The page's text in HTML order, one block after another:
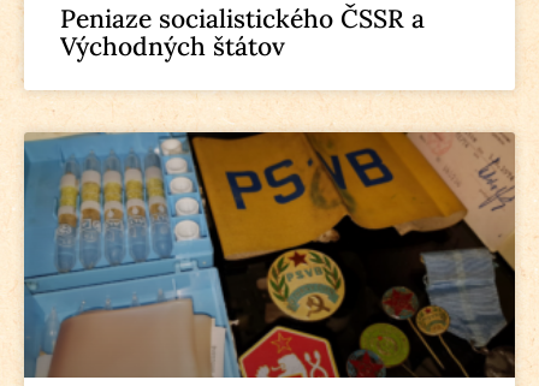
Peniaze socialistického ČSSR a
Východných štátov